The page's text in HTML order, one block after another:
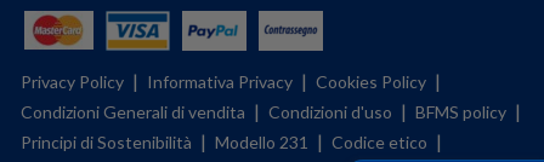
Privacy Policy | Informativa Privacy | Cookies Policy |
Condizioni Generali di vendita | Condizioni d'uso | BFMS policy |
Principi di Sostenibilità | Modello 231 | Codice etico |